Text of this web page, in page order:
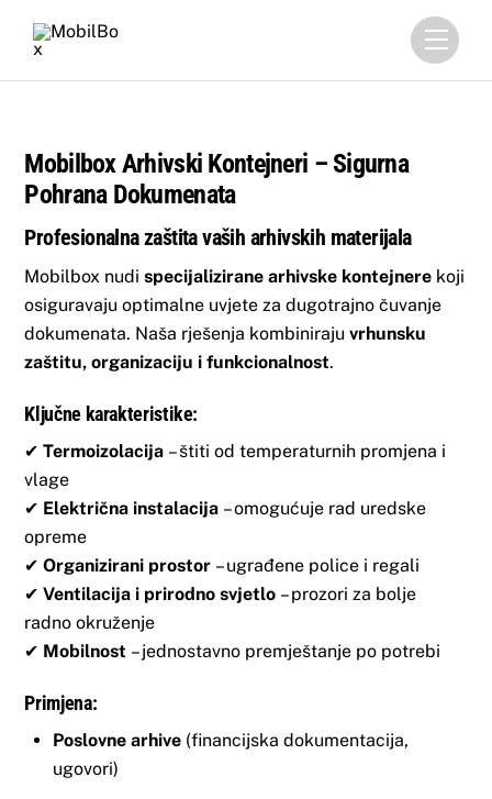
Menu
Mobilbox Arhivski Kontejneri – Sigurna
Pohrana Dokumenata
Profesionalna zaštita vaših arhivskih materijala
Mobilbox nudispecijalizirane arhivske kontejnere koji
osiguravaju optimalne uvjete za dugotrajno čuvanje
dokumenata. Naša rješenja kombinirajuvrhunsku
zaštitu, organizaciju i funkcionalnost.
Ključne karakteristike:
✔Termoizolacija – štiti od temperaturnih promjena i
vlage
✔ Električna instalacija – omogućuje rad uredske
opreme
✔Organizirani prostor – ugrađene police i regali
✔Ventilacija i prirodno svjetlo – prozori za bolje
radno okruženje
✔ Mobilnost – jednostavno premještanje po potrebi
Primjena:
Poslovne arhive (financijska dokumentacija,
ugovori)